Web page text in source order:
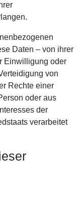
Daten – von ihrer
Einwilligung oder
von
Rechte einer
oder aus
der
verarbeitet